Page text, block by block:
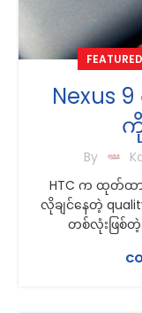
FEATURED
Nexus
By
HTC က ထုတ်ထ
လိုချင်နေတဲ့
တစ်လုံးဖြစ်